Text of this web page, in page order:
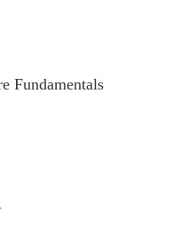
Fundamentals